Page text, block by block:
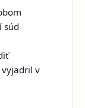
súd
vyjadril v